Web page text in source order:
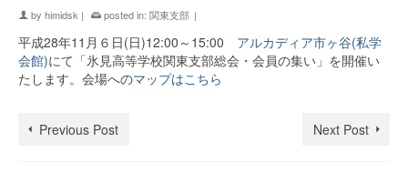
by himidsk | posted in: 関東支部 |
平成28年11月６日(日)12:00～15:00 アルカディア市ヶ谷(私学
会館)にて「氷見高等学校関東支部総会・会員の集い」を開催い
たします。会場へのマップはこちら
Previous Post Next Post